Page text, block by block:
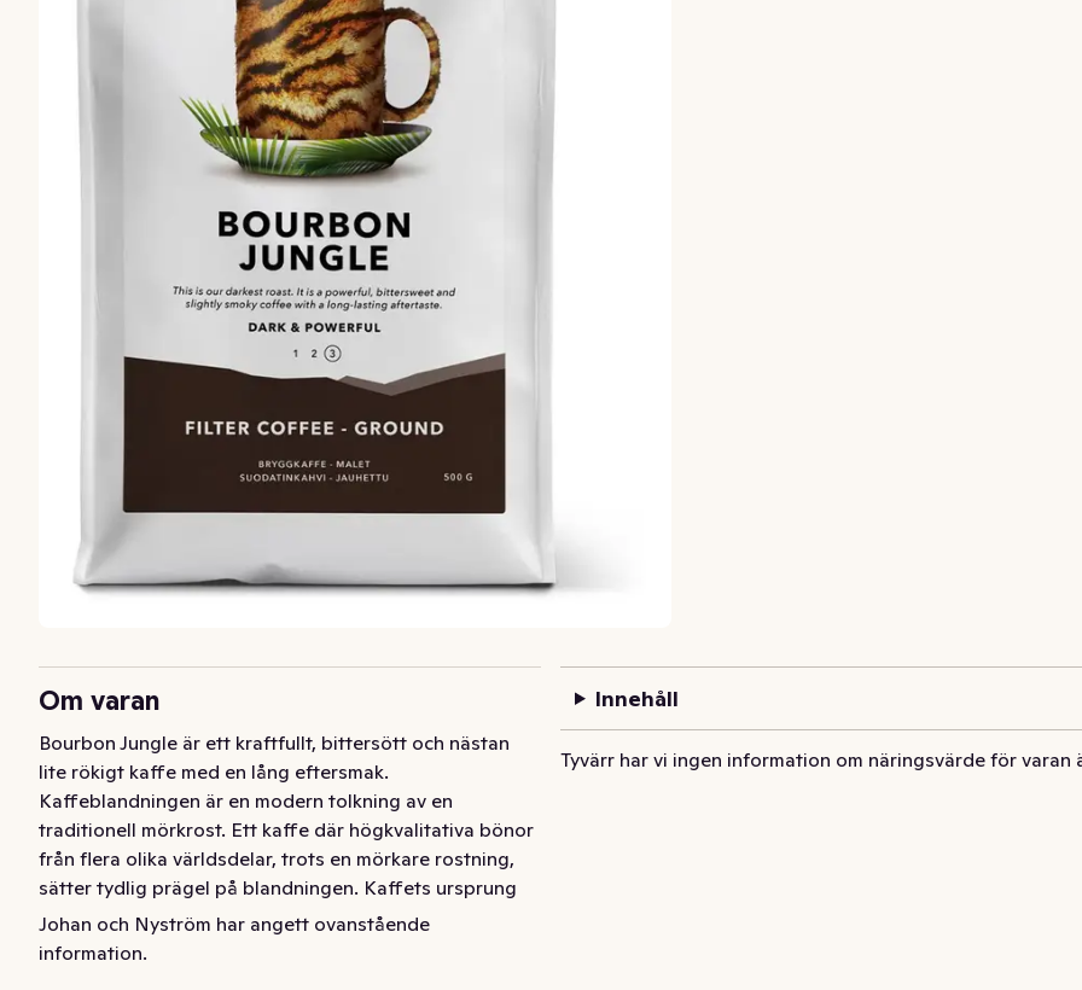
Om varan
Bourbon Jungle är ett kraftfullt, bittersött och nästan
lite rökigt kaffe med en lång eftersmak.
Kaffeblandningen är en modern tolkning av en
traditionell mörkrost. Ett kaffe där högkvalitativa bönor
från flera olika världsdelar, trots en mörkare rostning,
sätter tydlig prägel på blandningen. Kaffets ursprung
varierar med skördesäsongerna.
Johan och Nyström har angett ovanstående
information.
Innehåll
Tyvärr har vi ingen information om näringsvärde för varan